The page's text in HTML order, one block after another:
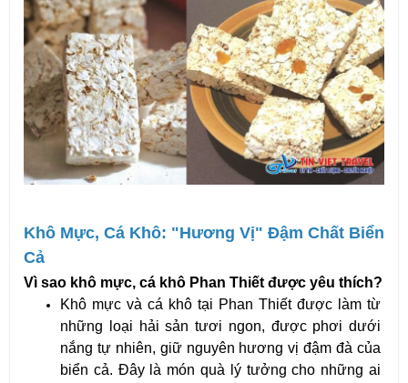
Khô Mực, Cá Khô: "Hương Vị" Đậm Chất Biển
Cả
Vì sao khô mực, cá khô Phan Thiết được yêu thích?
Khô mực và cá khô tại Phan Thiết được làm từ
những loại hải sản tươi ngon, được phơi dưới
nắng tự nhiên, giữ nguyên hương vị đậm đà của
biển cả. Đây là món quà lý tưởng cho những ai